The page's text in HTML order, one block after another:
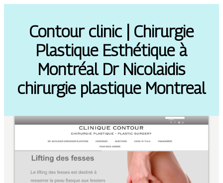
Contour clinic | Chirurgie
Plastique Esthétique à
Montréal Dr Nicolaidis
chirurgie plastique Montreal